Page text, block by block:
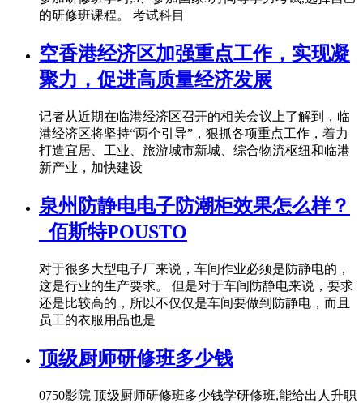
的研修班课程。 考试科目
空香港经济区加强重点工作，实现凝
聚力，促进高质量经济发展
记者从近期在临港经济区召开的相关会议上了解到，临
港经济区将坚持“两个引导”，狠抓各项重点工作，着力
打造宜居、工业、旅游城市新城、综合物流枢纽和临港
新产业，加快建设
泉州防静电电子防潮柜效果怎么样？
_佰斯特POUSTO
对于很多大型电子厂来说，车间作业必须是防静电的，
这是行业的生产要求。 但是对于车间防静电来说，要求
还是比较高的，所以不仅仅是车间要做到防静电，而且
员工的衣服用品也是
顶级厨师研修班多少钱
0750影院 顶级厨师研修班多少钱学研修班,能给出人升职